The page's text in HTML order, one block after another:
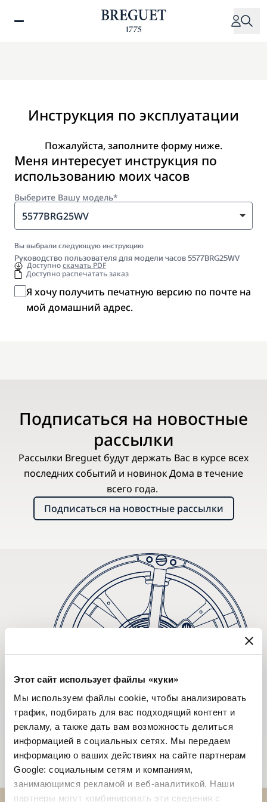
Этот сайт использует файлы «куки»
Мы используем файлы cookie, чтобы анализировать
трафик, подбирать для вас подходящий контент и
рекламу, а также дать вам возможность делиться
информацией в социальных сетях. Мы передаем
информацию о ваших действиях на сайте партнерам
Google: социальным сетям и компаниям,
занимающимся рекламой и веб-аналитикой. Наши
партнеры могут комбинировать эти сведения с
Инструкция по эксплуатации
Пожалуйста, заполните форму ниже.
Меня интересует инструкция по
использованию моих часов
Выберите Вашу модель*
5577BRG25WV
Вы выбрали следующую инструкцию
Руководство пользователя для модели часов 5577BRG25WV
Доступноскачать PDF
Доступно распечатать заказ
Я хочу получить печатную версию по почте на
мой домашний адрес.
Подписаться на новостные
рассылки
Рассылки Breguet будут держать Вас в курсе всех
последних событий и новинок Дома в течение
всего года.
Подписаться на новостные рассылки